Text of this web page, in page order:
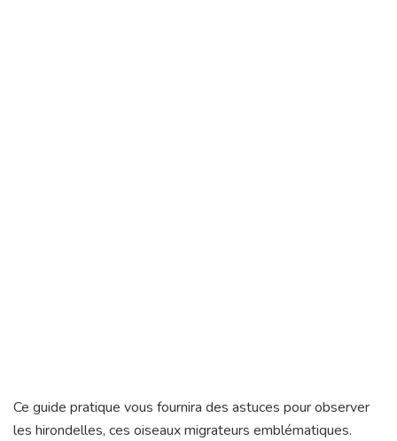
Ce guide pratique vous fournira des astuces pour observer
les hirondelles, ces oiseaux migrateurs emblématiques.